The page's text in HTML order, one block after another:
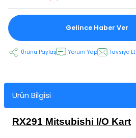
Gelince Haber Ver
Ürünü Paylaş Yorum Yap Tavsiye Et
Ürün Bilgisi
RX291 Mitsubishi I/O Kart